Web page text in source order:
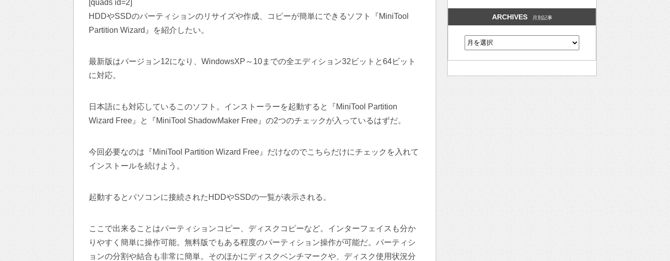
[quads id=2]
HDDやSSDのパーティションのリサイズや作成、コピーが簡単にできるソフト『MiniTool
Partition Wizard』を紹介したい。
最新版はバージョン12になり、WindowsXP～10までの全エディション32ビットと64ビット
に対応。
日本語にも対応しているこのソフト。インストーラーを起動すると『MiniTool Partition
Wizard Free』と『MiniTool ShadowMaker Free』の2つのチェックが入っているはずだ。
今回必要なのは『MiniTool Partition Wizard Free』だけなのでこちらだけにチェックを入れて
インストールを続けよう。
起動するとパソコンに接続されたHDDやSSDの一覧が表示される。
ここで出来ることはパーティションコピー、ディスクコピーなど。インターフェイスも分か
りやすく簡単に操作可能。無料版でもある程度のパーティション操作が可能だ。パーティシ
ョンの分割や結合も非常に簡単。そのほかにディスクベンチマークや、ディスク使用状況分
ARCHIVES 月別記事